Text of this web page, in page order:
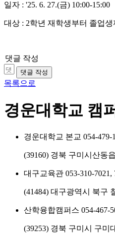
일자 : '25. 6. 27.(금) 10:00-15:00
대상 : 2학년 재학생부터 졸업생
댓글 작성
댓글 작성
목록으로
경운대학교 캠
경운대학교 본교 054-479-
(39160) 경북 구미시산동
대구교육관 053-310-7021,
(41484) 대구광역시 북구
산학융합캠퍼스 054-467-
(39253) 경북 구미시 구미